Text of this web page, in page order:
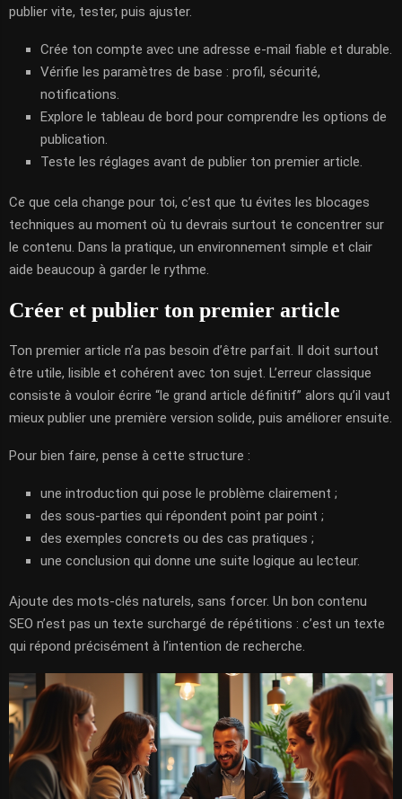
publier vite, tester, puis ajuster.
Crée ton compte avec une adresse e-mail fiable et durable.
Vérifie les paramètres de base : profil, sécurité,
notifications.
Explore le tableau de bord pour comprendre les options de
publication.
Teste les réglages avant de publier ton premier article.
Ce que cela change pour toi, c’est que tu évites les blocages
techniques au moment où tu devrais surtout te concentrer sur
le contenu. Dans la pratique, un environnement simple et clair
aide beaucoup à garder le rythme.
Créer et publier ton premier article
Ton premier article n’a pas besoin d’être parfait. Il doit surtout
être utile, lisible et cohérent avec ton sujet. L’erreur classique
consiste à vouloir écrire “le grand article définitif” alors qu’il vaut
mieux publier une première version solide, puis améliorer ensuite.
Pour bien faire, pense à cette structure :
une introduction qui pose le problème clairement ;
des sous-parties qui répondent point par point ;
des exemples concrets ou des cas pratiques ;
une conclusion qui donne une suite logique au lecteur.
Ajoute des mots-clés naturels, sans forcer. Un bon contenu
SEO n’est pas un texte surchargé de répétitions : c’est un texte
qui répond précisément à l’intention de recherche.